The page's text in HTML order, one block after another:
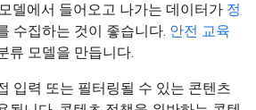
델에서 들어오고 나가는 데이터가 정
수집하는 것이 좋습니다. 안전 교육
류 모델을 만듭니다.
입력 또는 필터링될 수 있는 콘텐츠